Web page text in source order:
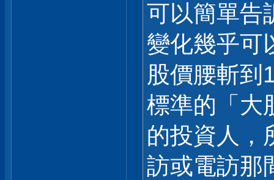
可以簡單告
變化幾乎可
股價腰斬到
標準的「大
的投資人，
訪或電訪那